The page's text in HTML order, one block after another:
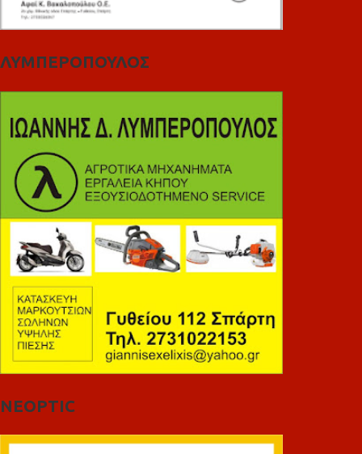
ΛΥΜΠΕΡΟΠΟΥΛΟΣ
NEOPTIC